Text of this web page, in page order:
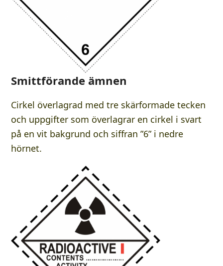
Smittförande ämnen
Cirkel överlagrad med tre skärformade tecken
och uppgifter som överlagrar en cirkel i svart
på en vit bakgrund och siffran ”6” i nedre
hörnet.